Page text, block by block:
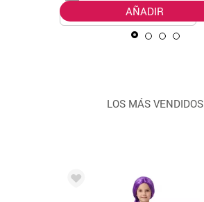
AÑADIR
LOS MÁS VENDIDOS